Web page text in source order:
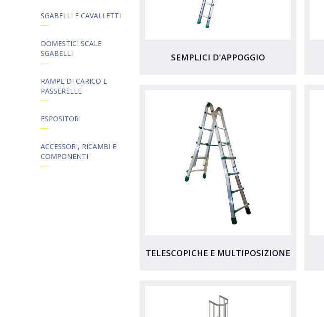
SGABELLI E CAVALLETTI
DOMESTICI SCALE
SGABELLI
RAMPE DI CARICO E
PASSERELLE
ESPOSITORI
ACCESSORI, RICAMBI E
COMPONENTI
SEMPLICI D'APPOGGIO
TELESCOPICHE E MULTIPOSIZIONE